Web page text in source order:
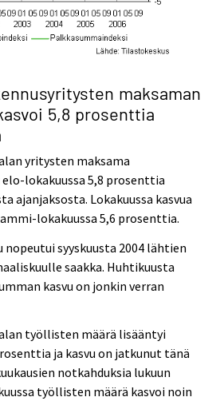
maksaman
5,8 prosenttia
yritysten maksama
lokakuussa 5,8 prosenttia
ajanjaksosta. Lokakuussa kasvua
lokakuussa 5,6 prosenttia.
nopeutui syyskuusta 2004 lähtien
saakka. Huhtikuusta
kasvu on jonkin verran
työllisten määrä lisääntyi
ja kasvu on jatkunut tänä
notkahduksia lukuun
työllisten määrä kasvoi noin